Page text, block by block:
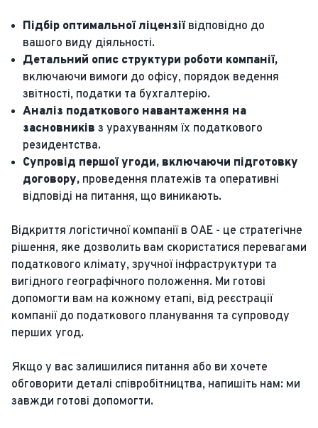
Підбір оптимальної ліцензіївідповідно до
вашого виду діяльності.
Детальний опис структури роботи компанії,
включаючи вимоги до офісу, порядок ведення
звітності, податки та бухгалтерію.
Аналіз податкового навантаження на
засновників з урахуванням їх податкового
резидентства.
Супровід першої угоди, включаючи підготовку
договору, проведення платежів та оперативні
відповіді на питання, що виникають.
Відкриття логістичної компанії в ОАЕ - це стратегічне
рішення, яке дозволить вам скористатися перевагами
податкового клімату, зручної інфраструктури та
вигідного географічного положення. Ми готові
допомогти вам на кожному етапі, від реєстрації
компанії до податкового планування та супроводу
перших угод.
Якщо у вас залишилися питання або ви хочете
обговорити деталі співробітництва, напишіть нам: ми
завжди готові допомогти.